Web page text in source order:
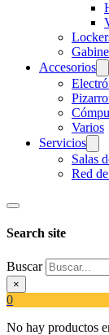
Accesorios
Varios
Servicios
Salas
Red
Search site
Buscar
×
0
No hay productos